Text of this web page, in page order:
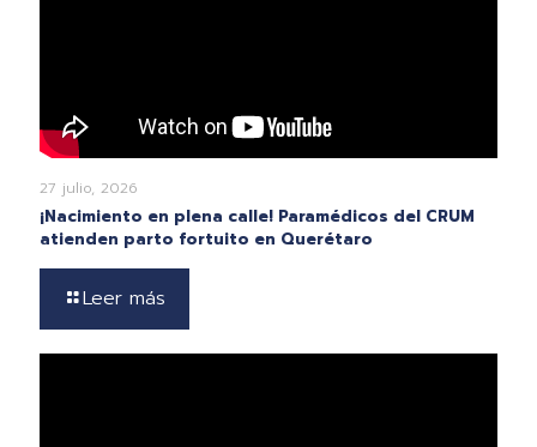
27 julio, 2026
¡Nacimiento en plena calle! Paramédicos del CRUM
atienden parto fortuito en Querétaro
Leer más